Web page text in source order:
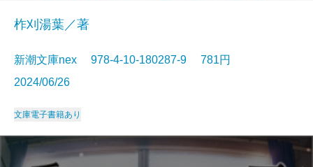
柞刈湯葉／著
新潮文庫nex 978-4-10-180287-9 781円
2024/06/26
文庫電子書籍あり